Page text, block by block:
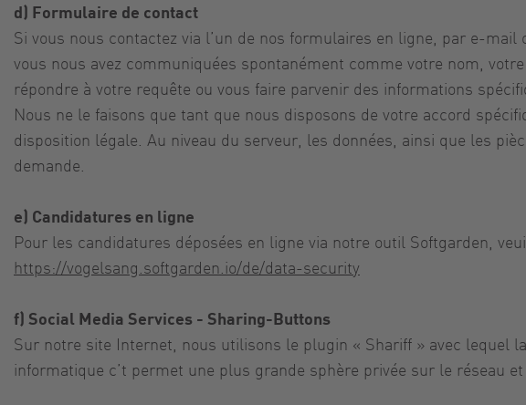
d) Formulaire de contact
Si vous nous contactez via l’un de nos formulaires en ligne, par e-
vous nous avez communiquées spontanément comme votre nom,
répondre à votre requête ou vous faire parvenir des informations
Nous ne le faisons que tant que nous disposons de votre accord
disposition légale. Au niveau du serveur, les données, ainsi que les
demande.
e) Candidatures en ligne
Pour les candidatures déposées en ligne via notre outil Softgarden,
https://vogelsang.softgarden.io/de/data-security
f) Social Media Services - Sharing-Buttons
Sur notre site Internet, nous utilisons le plugin « Shariff » avec lequel
informatique c’t permet une plus grande sphère privée sur le réseau